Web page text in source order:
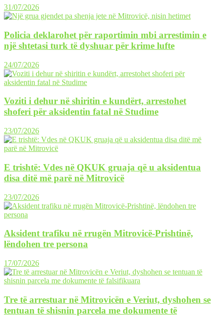
31/07/2026
Policia deklarohet për raportimin mbi arrestimin e
një shtetasi turk të dyshuar për krime lufte
24/07/2026
Voziti i dehur në shiritin e kundërt, arrestohet
shoferi për aksidentin fatal në Studime
23/07/2026
E trishtë: Vdes në QKUK gruaja që u aksidentua
disa ditë më parë në Mitrovicë
23/07/2026
Aksident trafiku në rrugën Mitrovicë-Prishtinë,
lëndohen tre persona
17/07/2026
Tre të arrestuar në Mitrovicën e Veriut, dyshohen se
tentuan të shisnin parcela me dokumente të